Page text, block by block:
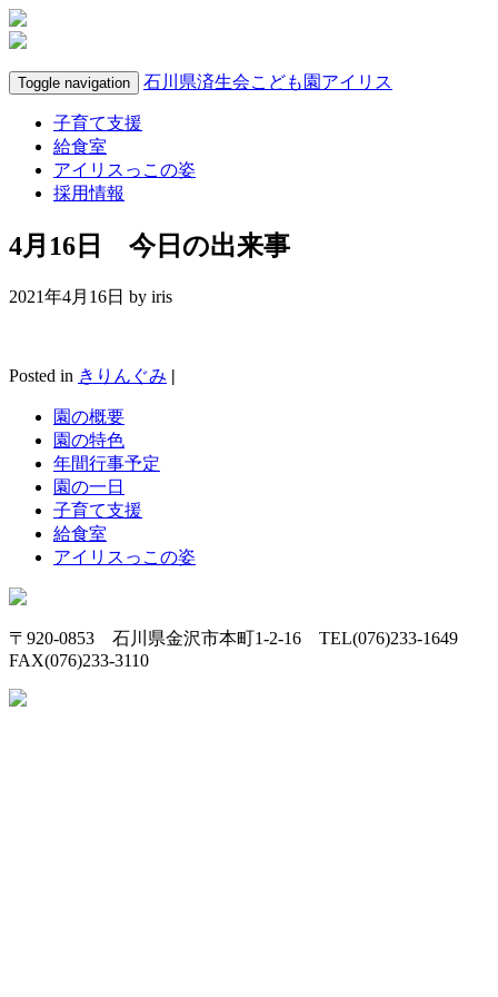
Toggle navigation 石川県済生会こども園アイリス
子育て支援
給食室
アイリスっこの姿
採用情報
4月16日 今日の出来事
2021年4月16日 by iris
Posted in きりんぐみ |
園の概要
園の特色
年間行事予定
園の一日
子育て支援
給食室
アイリスっこの姿
〒920-0853 石川県金沢市本町1-2-16 TEL(076)233-1649
FAX(076)233-3110